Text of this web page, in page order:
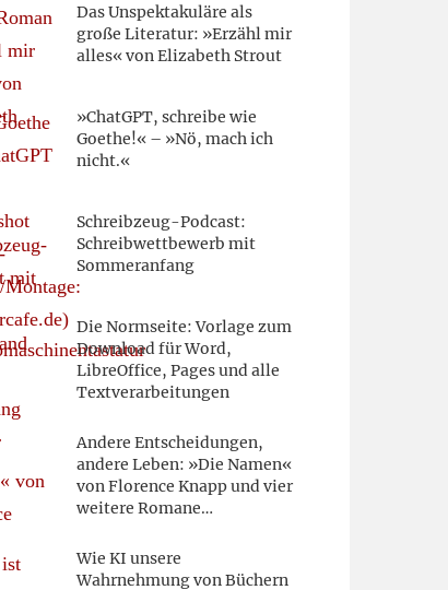
Das Unspektakuläre als
große Literatur: »Erzähl mir
alles« von Elizabeth Strout
»ChatGPT, schreibe wie
Goethe!« – »Nö, mach ich
nicht.«
Schreibzeug-Podcast:
Schreibwettbewerb mit
Sommeranfang
Die Normseite: Vorlage zum
Download für Word,
LibreOffice, Pages und alle
Textverarbeitungen
Andere Entscheidungen,
andere Leben: »Die Namen«
von Florence Knapp und vier
weitere Romane…
Wie KI unsere
Wahrnehmung von Büchern